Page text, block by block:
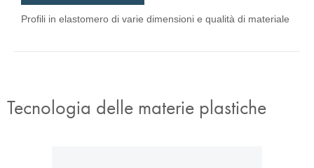
Profili in elastomero di varie dimensioni e qualità di materiale
Tecnologia delle materie plastiche